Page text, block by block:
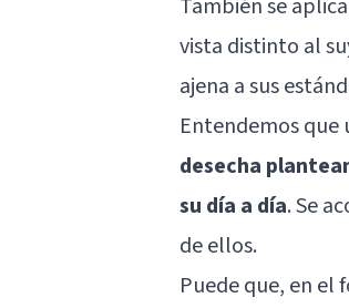
También se
vista distinto al
ajena a sus
Entendemos que
desecha
su día a día. Se
de ellos.
Puede que, en el